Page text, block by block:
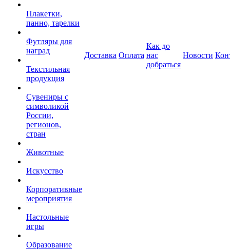
Плакетки,
панно, тарелки
Футляры для
наград
Текстильная
продукция
Сувениры с
символикой
России,
регионов,
стран
Животные
Искусство
Корпоративные
мероприятия
Настольные
игры
Образование
Доставка Оплата
Как до
нас
добраться
Новости